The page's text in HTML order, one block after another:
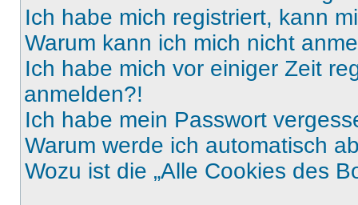
Ich habe mich registriert, kann
Warum kann ich mich nicht
Ich habe mich vor einiger Zeit
anmelden?!
Ich habe mein Passwort
Warum werde ich automatisch
Wozu ist die „Alle Cookies des